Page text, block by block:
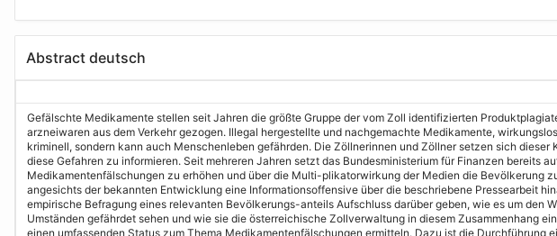
Abstract deutsch
Gefälschte Medikamente stellen seit Jahren die größte Gruppe der vom Zoll identifizierten
arzneiwaren aus dem Verkehr gezogen. Illegal hergestellte und nachgemachte Medikamente,
kriminell, sondern kann auch Menschenleben gefährden. Die Zöllnerinnen und Zöllner setzen sich
diese Gefahren zu informieren. Seit mehreren Jahren setzt das Bundesministerium für Finanzen bereits
Medikamentenfälschungen zu erhöhen und über die Multi-plikatorwirkung der Medien die Bevölkerung
angesichts der bekannten Entwicklung eine Informationsoffensive über die beschriebene Pressearbeit
empirische Befragung eines relevanten Bevölkerungs-anteils Aufschluss darüber geben, wie es um
Umständen gefährdet sehen und wie sie die österreichische Zollverwaltung in diesem Zusammenhang
einen umfassenden Status zum Thema Medikamentenfälschungen ermitteln. Dazu ist die